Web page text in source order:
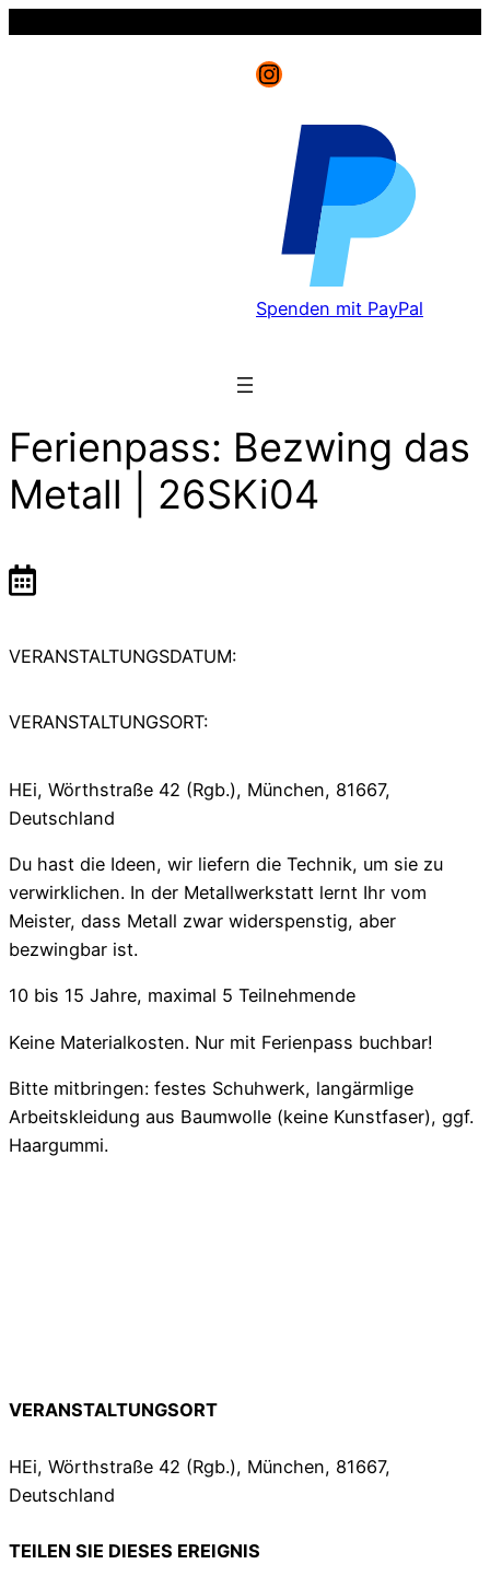
Instagram
Spenden mit PayPal
Ferienpass: Bezwing das
Metall | 26SKi04
VERANSTALTUNGSDATUM:
VERANSTALTUNGSORT:
HEi, Wörthstraße 42 (Rgb.), München, 81667,
Deutschland
Du hast die Ideen, wir liefern die Technik, um sie zu
verwirklichen. In der Metallwerkstatt lernt Ihr vom
Meister, dass Metall zwar widerspenstig, aber
bezwingbar ist.
10 bis 15 Jahre, maximal 5 Teilnehmende
Keine Materialkosten. Nur mit Ferienpass buchbar!
Bitte mitbringen: festes Schuhwerk, langärmlige
Arbeitskleidung aus Baumwolle (keine Kunstfaser), ggf.
Haargummi.
VERANSTALTUNGSORT
HEi, Wörthstraße 42 (Rgb.), München, 81667,
Deutschland
TEILEN SIE DIESES EREIGNIS